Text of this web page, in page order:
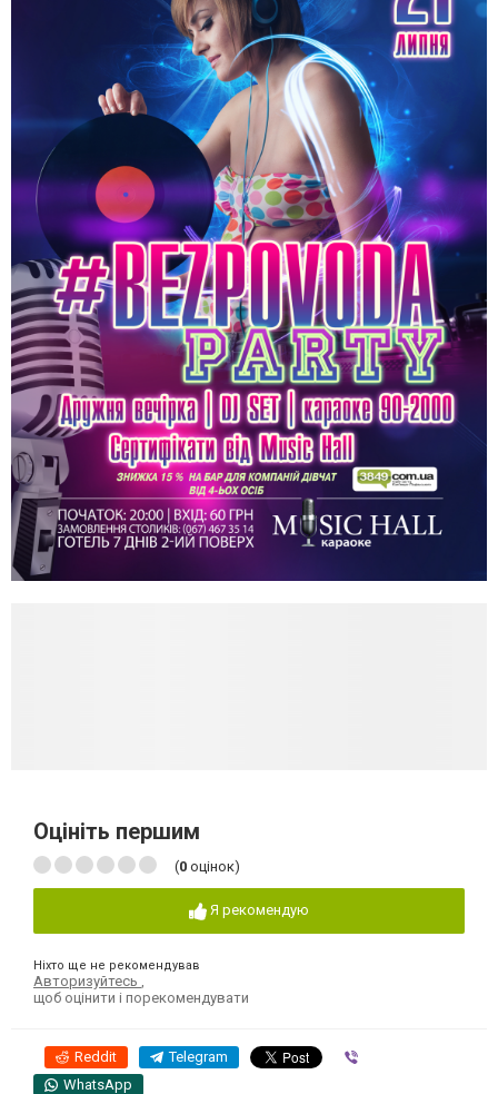
Оцініть першим
(0 оцінок)
Я рекомендую
Ніхто ще не рекомендував
Авторизуйтесь
щоб оцінити і порекомендувати
Reddit Telegram
WhatsApp